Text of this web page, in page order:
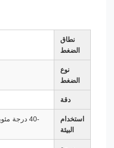
الضغط
الضغط
استخدام